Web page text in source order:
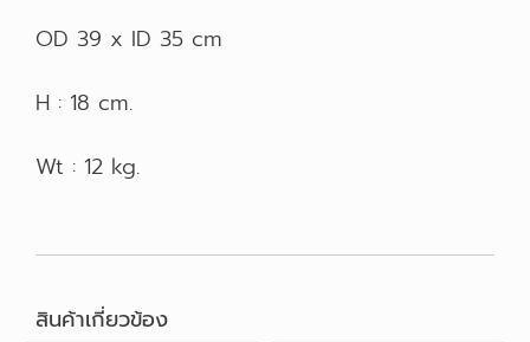
OD 39 x ID 35 cm
H : 18 cm.
Wt : 12 kg.
สินค้าเกี่ยวข้อง